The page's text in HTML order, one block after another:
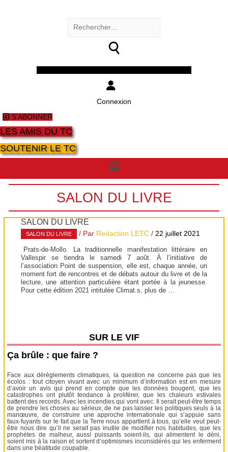
Rechercher :
Connexion
S'ABONNER
LES AMIS DU TC
SOUTENIR LE TC
Menu
SALON DU LIVRE
SALON DU LIVRE
SALON DU LIVRE / Par Redaction LETC /22 juillet 2021
Prats-de-Mollo. La traditionnelle manifestation littéraire en
Vallespir se tiendra le samedi 7 août. À l’initiative de
l’association Point de suspension, elle est, chaque année, un
moment fort de rencontres et de débats autour du livre et de la
lecture, une attention particulière étant portée à la jeunesse.
Pour cette édition 2021 intitulée Climat.s, plus de …
SUR LE VIF
Ça brûle : que faire ?
Face aux dérèglements climatiques, la question ne concerne pas que les
écolos : tout citoyen vivant avec un minimum d’information est en mesure
d’avoir un avis qui prend en compte que les données bougent, que les
catastrophes ont plutôt tendance à proliférer, que les chaleurs estivales
battent des records. Avec les incendies qui vont avec. Il serait peut-être temps
de prendre les choses au sérieux, de ne pas laisser les politiques seuls à la
manœuvre, de construire une approche internationale qui s’appuie sans
faux-fuyants sur le fait que la Terre nous appartient à tous, qu’elle veut peut-
être nous dire qu’il ne serait pas inutile de modifier nos habitudes, que les
prophètes de malheur, aussi puissants soient-ils, qui alimentent le déni,
soient mis à la raison et sortent d’optimismes inconsidérés qui les enferment
dans une béatitude coupable.